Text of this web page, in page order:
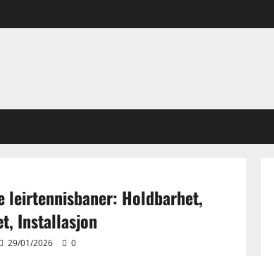
leirtennisbaner: Holdbarhet,
Installasjon
29/01/2026 0